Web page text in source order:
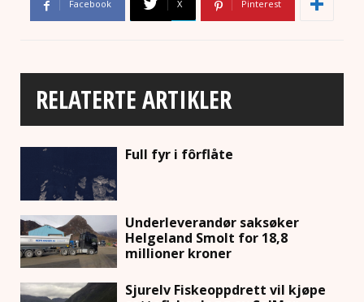
Facebook X Pinterest
RELATERTE ARTIKLER
Full fyr i fôrflåte
Underleverandør saksøker
Helgeland Smolt for 18,8
millioner kroner
Sjurelv Fiskeoppdrett vil kjøpe